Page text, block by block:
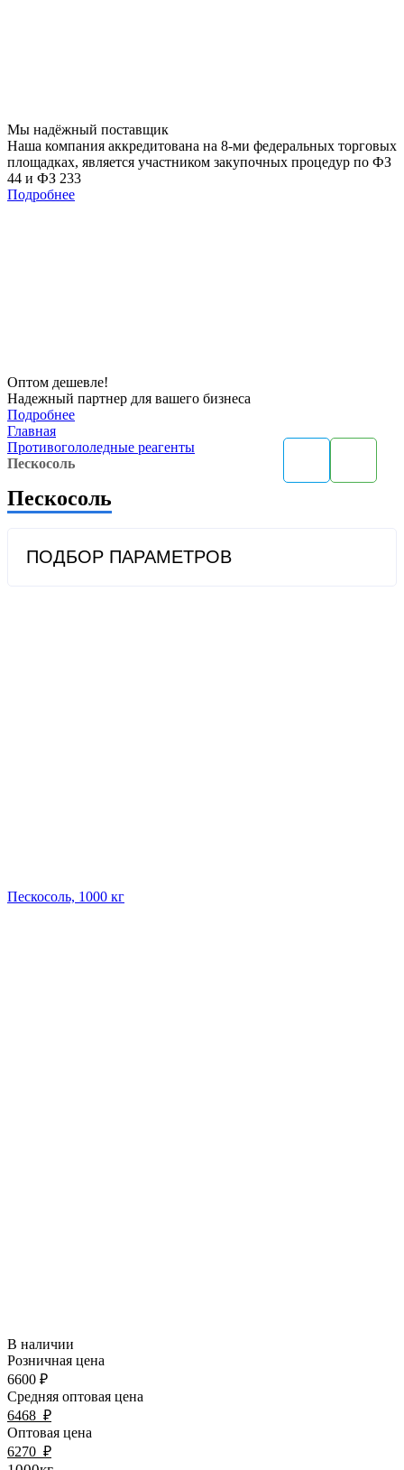
Мы надёжный поставщик
Наша компания аккредитована на 8-ми федеральных торговых
площадках, является участником закупочных процедур по ФЗ
44 и ФЗ 233
Подробнее
Оптом дешевле!
Надежный партнер для вашего бизнеса
Подробнее
Главная
Противогололедные реагенты
Пескосоль
Пескосоль
ПОДБОР ПАРАМЕТРОВ
Пескосоль, 1000 кг
В наличии
Розничная цена
6600 ₽
Средняя оптовая цена
6468 ₽
Оптовая цена
6270 ₽